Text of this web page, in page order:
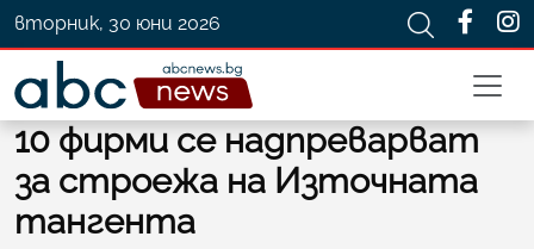
вторник, 30 юни 2026
10 фирми се надпреварват
за строежа на Източната
тангента